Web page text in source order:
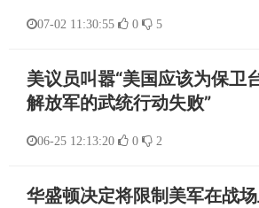
07-02 11:30:55 0 5
美议员叫嚣“美国应该为保卫
解放军的武统行动失败”
06-25 12:13:20 0 2
华盛顿决定将限制美军在战